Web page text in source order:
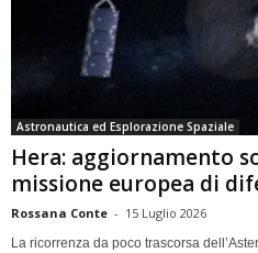
Astronautica ed Esplorazione Spaziale
Hera: aggiornamento
missione europea di
Rossana Conte - 15 Luglio 2026
La ricorrenza da poco trascorsa